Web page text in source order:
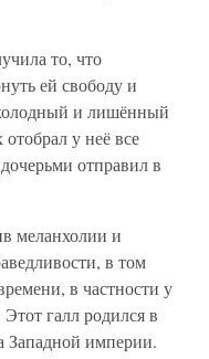
то, что
ей свободу и
и лишённый
у неё все
отправил в
меланхолии и
в том
в частности у
галл родился в
Западной империи.